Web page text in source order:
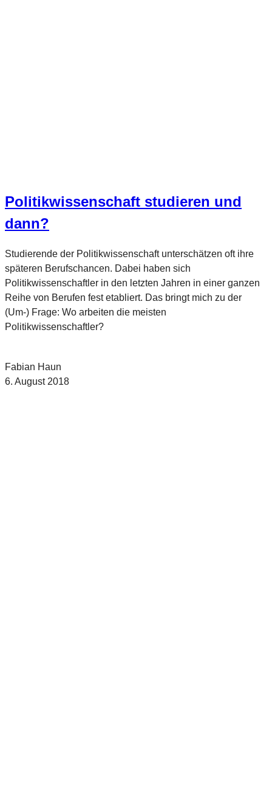
Politikwissenschaft studieren und
dann?
Studierende der Politikwissenschaft unterschätzen oft ihre
späteren Berufschancen. Dabei haben sich
Politikwissenschaftler in den letzten Jahren in einer ganzen
Reihe von Berufen fest etabliert. Das bringt mich zu der
(Um-) Frage: Wo arbeiten die meisten
Politikwissenschaftler?
Fabian Haun
6. August 2018